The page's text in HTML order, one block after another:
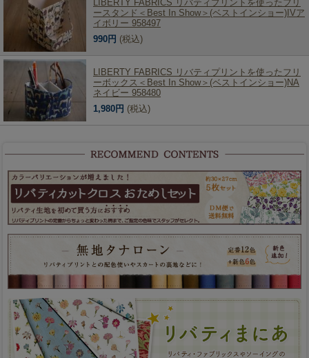
LIBERTY FABRICS リバティプリントを使ったフリ
ースタンド＜Best In Show＞(ベストインショー)IVア
イボリー 958497
990円 (税込)
LIBERTY FABRICS リバティプリントを使ったフリ
ーボックス＜Best In Show＞(ベストインショー)NA
ネイビー 958480
1,980円 (税込)